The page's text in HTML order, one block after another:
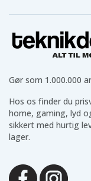
Gør som 1.000.000
Hos os finder du
home, gaming, lyd
sikkert med hurtig
lager.